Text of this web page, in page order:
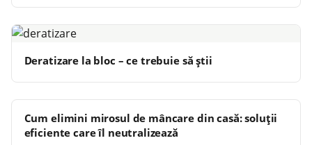
Deratizare la bloc – ce trebuie să știi
Cum elimini mirosul de mâncare din casă: soluții
eficiente care îl neutralizează